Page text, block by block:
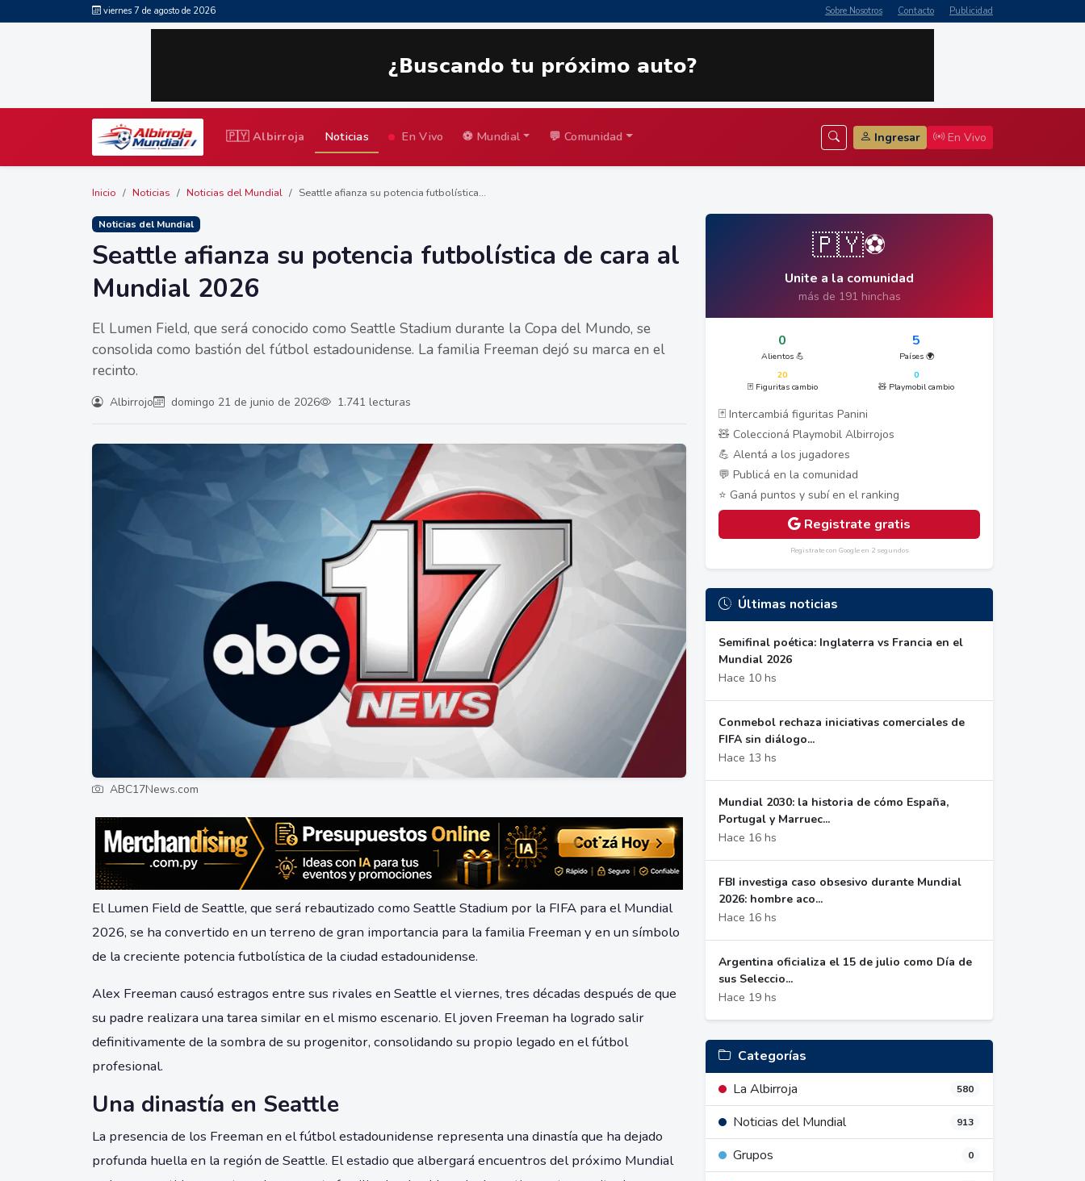
viernes 7 de agosto de 2026 Sobre Nosotros Contacto Publicidad
🇵🇾 Albirroja Noticias En Vivo ⚽ Mundial 💬 Comunidad Ingresar En Vivo
Inicio Noticias Noticias del Mundial Seattle afianza su potencia futbolística...
Noticias del Mundial
Seattle afianza su potencia futbolística de cara al
Mundial 2026
El Lumen Field, que será conocido como Seattle Stadium durante la Copa del Mundo, se
consolida como bastión del fútbol estadounidense. La familia Freeman dejó su marca en el
recinto.
Albirrojo domingo 21 de junio de 2026 1.741 lecturas
ABC17News.com
El Lumen Field de Seattle, que será rebautizado como Seattle Stadium por la FIFA para el Mundial
2026, se ha convertido en un terreno de gran importancia para la familia Freeman y en un símbolo
de la creciente potencia futbolística de la ciudad estadounidense.
Alex Freeman causó estragos entre sus rivales en Seattle el viernes, tres décadas después de que
su padre realizara una tarea similar en el mismo escenario. El joven Freeman ha logrado salir
definitivamente de la sombra de su progenitor, consolidando su propio legado en el fútbol
profesional.
Una dinastía en Seattle
La presencia de los Freeman en el fútbol estadounidense representa una dinastía que ha dejado
profunda huella en la región de Seattle. El estadio que albergará encuentros del próximo Mundial
🇵🇾⚽
Unite a la comunidad
más de 191 hinchas
0
Alientos 💪
5
Países 🌍
20
🃏 Figuritas cambio
0
🧸 Playmobil cambio
🃏 Intercambiá figuritas Panini
🧸 Coleccioná Playmobil Albirrojos
💪 Alentá a los jugadores
💬 Publicá en la comunidad
⭐ Ganá puntos y subí en el ranking
Registrate gratis
Registrate con Google en 2 segundos
Últimas noticias
Semifinal poética: Inglaterra vs Francia en el
Mundial 2026
Hace 10 hs
Conmebol rechaza iniciativas comerciales de
FIFA sin diálogo...
Hace 13 hs
Mundial 2030: la historia de cómo España,
Portugal y Marruec...
Hace 16 hs
FBI investiga caso obsesivo durante Mundial
2026: hombre aco...
Hace 16 hs
Argentina oficializa el 15 de julio como Día de
sus Seleccio...
Hace 19 hs
Categorías
La Albirroja
580
Noticias del Mundial 913
Grupos 0